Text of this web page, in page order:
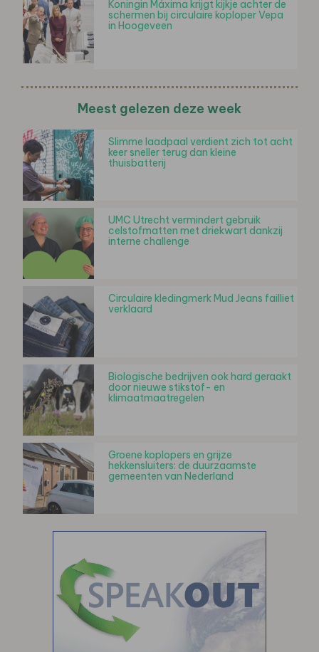
Koningin Máxima krijgt kijkje achter de
schermen bij circulaire koploper Vepa
in Hoogeveen
Meest gelezen deze week
Slimme laadpaal verdient zich tot acht
keer sneller terug dan kleine
thuisbatterij
UMC Utrecht vermindert gebruik
celstofmatten met driekwart dankzij
interne challenge
Circulaire kledingmerk Mud Jeans failliet
verklaard
Biologische bedrijven ook hard geraakt
door nieuwe stikstof- en
klimaatmaatregelen
Groene koplopers en grijze
hekkensluiters: de duurzaamste
gemeenten van Nederland